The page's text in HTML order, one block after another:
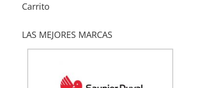
Carrito
LAS MEJORES MARCAS